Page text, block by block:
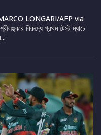
LONGARI/AFP via
বিরুদ্ধে প্রথম টেস্ট ম্যাচে